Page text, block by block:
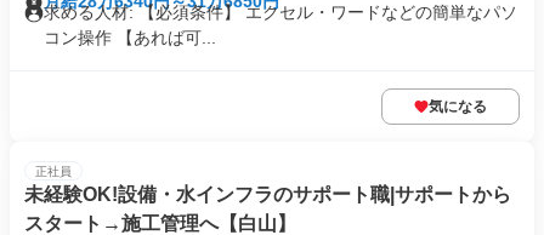
求める人材: 【必須条件】 エクセル・ワードなどの簡単なパソ
コン操作 【あれば可...
気になる
正社員
未経験OK!設備・水インフラのサポート職|サポートから
スタート→施工管理へ【白山】